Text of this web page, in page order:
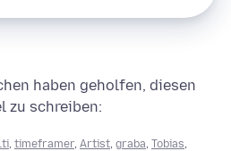
haben geholfen, diesen
zu schreiben:
timeframer, Artist graba Tobias